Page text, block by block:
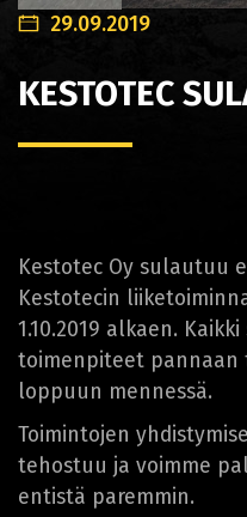
29.09.2019
KESTOTEC
Kestotec Oy sulautuu
Kestotecin
1.10.2019 alkaen.
toimenpiteet pannaan
loppuun mennessä.
Toimintojen
tehostuu ja voimme
entistä paremmin.